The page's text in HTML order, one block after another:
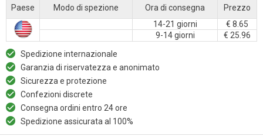
Paese Modo di spezione Ora di consegna
Prezzo
14-21 giorni
€ 8.65
9-14 giorni
€ 25.96
Spedizione internazionale
Garanzia di riservatezza e anonimato
Sicurezza e protezione
Confezioni discrete
Consegna ordini entro 24 ore
Spedizione assicurata al 100%